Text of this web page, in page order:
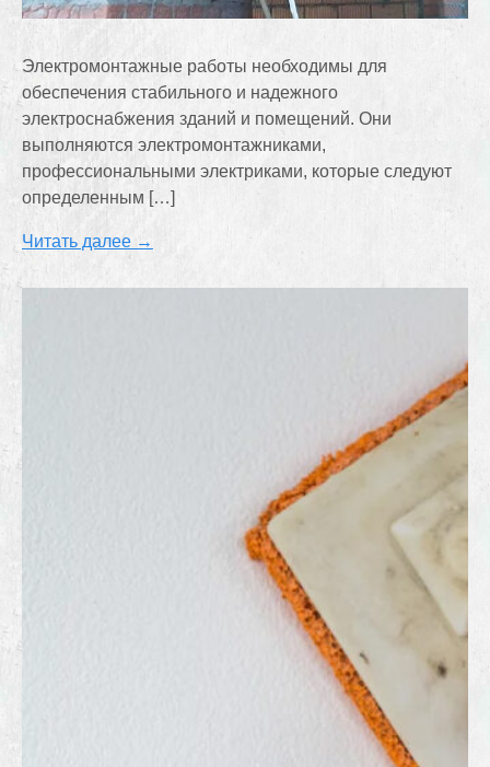
Электромонтажные работы необходимы для
обеспечения стабильного и надежного
электроснабжения зданий и помещений. Они
выполняются электромонтажниками,
профессиональными электриками, которые следуют
определенным […]
Читать далее →